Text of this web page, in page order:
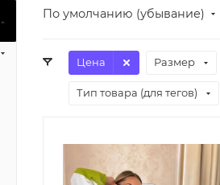
По умолчанию (убывание)
Цена Размер
Тип товара (для тегов)